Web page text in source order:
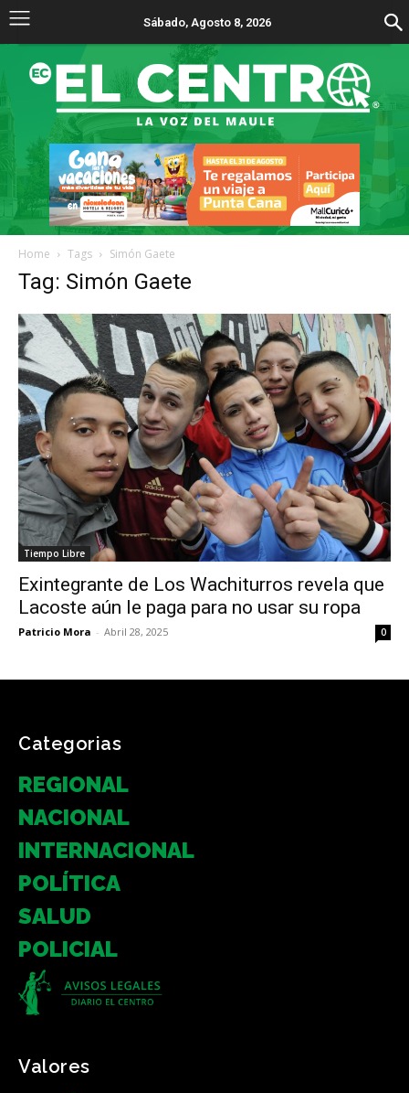
Sábado, Agosto 8, 2026
Home Tags Simón Gaete
Tag: Simón Gaete
Tiempo Libre
Exintegrante de Los Wachiturros revela que
Lacoste aún le paga para no usar su ropa
Patricio Mora - Abril 28, 2025 0
Categorias
REGIONAL
NACIONAL
INTERNACIONAL
POLÍTICA
SALUD
POLICIAL
Valores